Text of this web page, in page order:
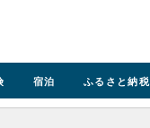
宿泊 ふるさと納税